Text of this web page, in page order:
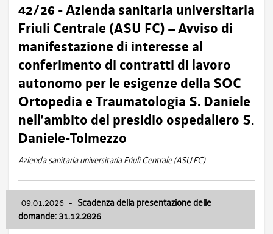
42/26 - Azienda sanitaria universitaria
Friuli Centrale (ASU FC) – Avviso di
manifestazione di interesse al
conferimento di contratti di lavoro
autonomo per le esigenze della SOC
Ortopedia e Traumatologia S. Daniele
nell’ambito del presidio ospedaliero S.
Daniele-Tolmezzo
Azienda sanitaria universitaria Friuli Centrale (ASU FC)
09.01.2026 - Scadenza della presentazione delle
domande: 31.12.2026